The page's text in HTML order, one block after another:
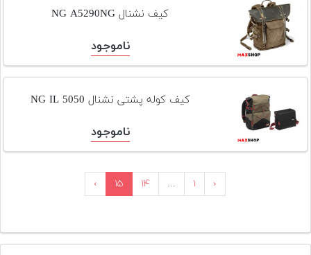
تجهیزات
مکث
محصول
دست
دوم
کیف نشنال NG A5290NG
ناموجود
کيف کوله پشتی نشنال NG IL 5050
ناموجود
‹ ۱ ... ۱۴ ۱۵ ›